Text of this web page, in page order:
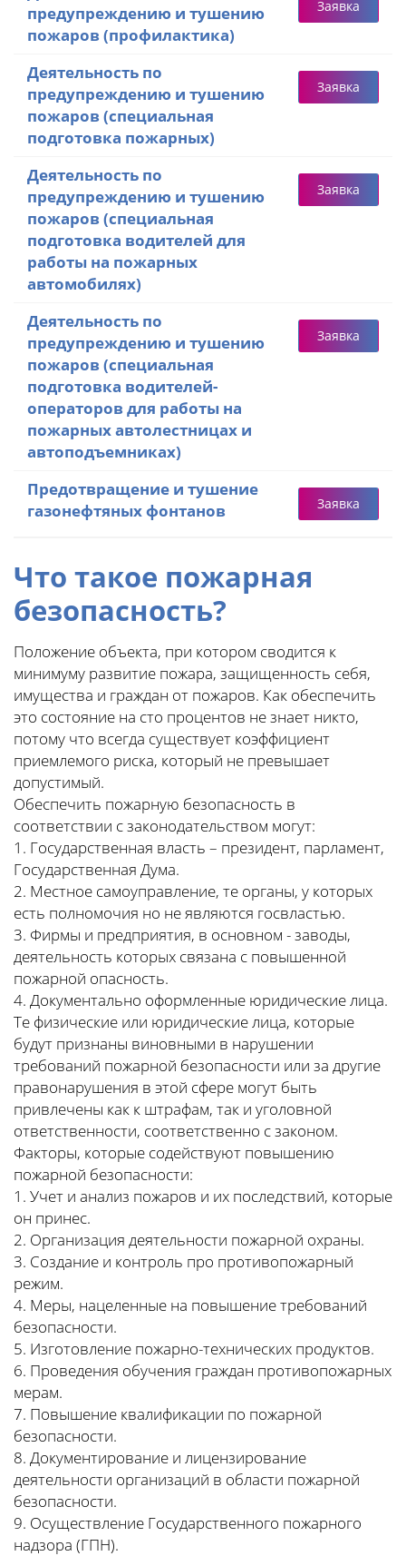
предупреждению и тушению
пожаров (профилактика)
Заявка
Деятельность по
предупреждению и тушению
пожаров (специальная
подготовка пожарных)
Заявка
Деятельность по
предупреждению и тушению
пожаров (специальная
подготовка водителей для
работы на пожарных
автомобилях)
Заявка
Деятельность по
предупреждению и тушению
пожаров (специальная
подготовка водителей-
операторов для работы на
пожарных автолестницах и
автоподъемниках)
Заявка
Предотвращение и тушение
газонефтяных фонтанов
Заявка
Что такое пожарная
безопасность?
Положение объекта, при котором сводится к
минимуму развитие пожара, защищенность себя,
имущества и граждан от пожаров. Как обеспечить
это состояние на сто процентов не знает никто,
потому что всегда существует коэффициент
приемлемого риска, который не превышает
допустимый.
Обеспечить пожарную безопасность в
соответствии с законодательством могут:
1. Государственная власть – президент, парламент,
Государственная Дума.
2. Местное самоуправление, те органы, у которых
есть полномочия но не являются госвластью.
3. Фирмы и предприятия, в основном - заводы,
деятельность которых связана с повышенной
пожарной опасность.
4. Документально оформленные юридические лица.
Те физические или юридические лица, которые
будут признаны виновными в нарушении
требований пожарной безопасности или за другие
правонарушения в этой сфере могут быть
привлечены как к штрафам, так и уголовной
ответственности, соответственно с законом.
Факторы, которые содействуют повышению
пожарной безопасности:
1. Учет и анализ пожаров и их последствий, которые
он принес.
2. Организация деятельности пожарной охраны.
3. Создание и контроль про противопожарный
режим.
4. Меры, нацеленные на повышение требований
безопасности.
5. Изготовление пожарно-технических продуктов.
6. Проведения обучения граждан противопожарных
мерам.
7. Повышение квалификации по пожарной
безопасности.
8. Документирование и лицензирование
деятельности организаций в области пожарной
безопасности.
9. Осуществление Государственного пожарного
надзора (ГПН).